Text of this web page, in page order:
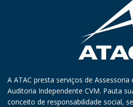
A ATAC presta serviços de
Auditoria Independente CVM. Pauta
conceito de responsabilidade social,